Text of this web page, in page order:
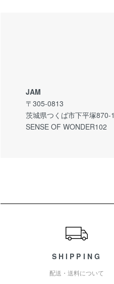
JAM
〒305-0813
茨城県つくば市下平塚870-1
SENSE OF WONDER102
SHIPPING
配送・送料について